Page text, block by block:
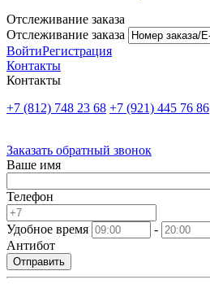
Отслеживание заказа
Отслеживание заказа
ВойтиРегистрация
Контакты
Контакты
+7 (812) 748 23 68 +7 (921) 445 76 86
Заказать обратный звонок
Ваше имя
Телефон
Удобное время
-
Антибот
Отправить